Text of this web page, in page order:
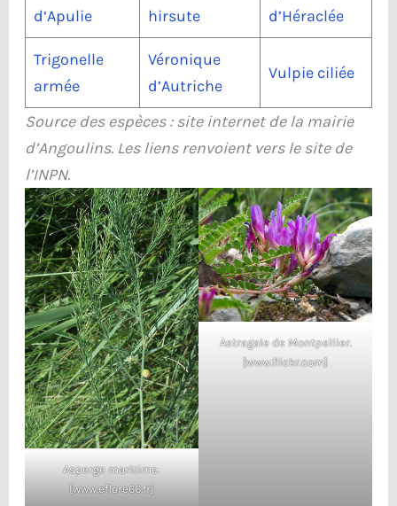
d‘Apulie
hirsute
d’Héraclée
Trigonelle
armée
Véronique
d’Autriche
Vulpie ciliée
Source des espèces : site internet de la mairie
d’Angoulins. Les liens renvoient vers le site de
l’INPN.
Asperge maritime.
[www.eflore66.fr]
Astragale de Montpellier.
[www.flickr.com]